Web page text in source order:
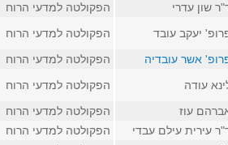
שון עדרי
הפקולטה למדעי הרוח
יעקב עובד
הפקולטה למדעי הרוח
אשר עובדיה
הפקולטה למדעי הרוח
עודה
הפקולטה למדעי הרוח
עוז
הפקולטה למדעי הרוח
עירית עילם עבדי
הפקולטה למדעי הרוח